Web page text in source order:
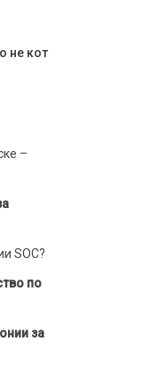
не кот
–
SOC?
по
за